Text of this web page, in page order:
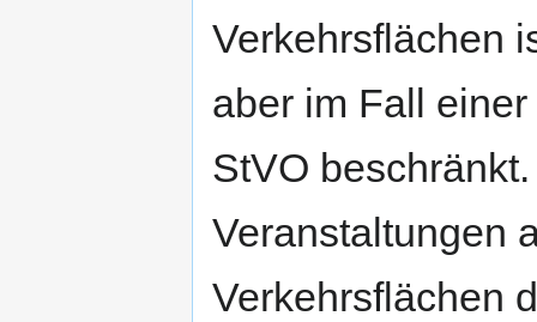
Verkehrsflächen
aber im Fall
StVO
Veranstaltungen
Verkehrsflächen